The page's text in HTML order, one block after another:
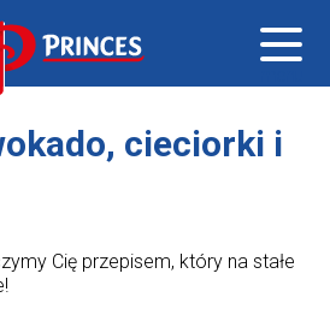
cieciorki i
Cię przepisem, który na stałe